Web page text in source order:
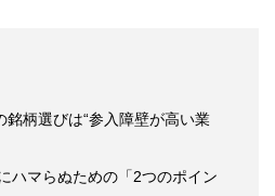
銘柄選びは“参入障壁が高い業
ハマらぬための「2つのポイン